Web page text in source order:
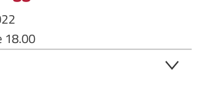
18.00